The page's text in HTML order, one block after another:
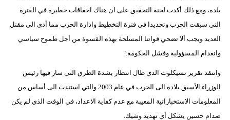
بلده، ومع ذلك أكدت لجنة التحقيق على ان هناك اخفاقات خطيرة في الفترة
التي سبقت الحرب وتحديدا في فترة التخطيط وادارة الحرب مما أدى الى مقتل
العديد ويجب ألا تضحي قواتنا المسلحة بهذه القسوة من أجل طموح سياسي
وانعدام المسؤولية وفشل الحكومة."
وانتقد تقرير تشيكلوت الذي طال انتظار بشدة الطرق التي سار فيها رئيس
الوزراء الأسبق بلاده الى الحرب في عام 2003 والتي استندت الى أساس من
المعلومات الاستخباراتية المعيبة مع عدم كفاية الاعداد، في الوقت الذي لم يكن
صدام حسين يشكل أي تهديد وشيك.